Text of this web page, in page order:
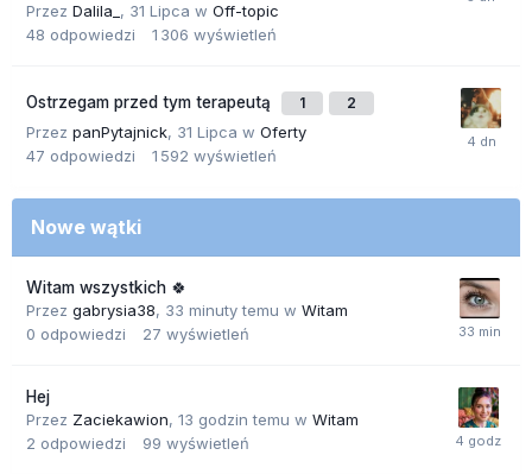
Przez Dalila_ , 31 Lipca w Off-topic
48 odpowiedzi 1 306 wyświetleń
Ostrzegam przed tym terapeutą 1 2
Przez panPytajnick, 31 Lipca w Oferty
47 odpowiedzi 1 592 wyświetleń
Nowe wątki
Witam wszystkich 🍀
Przez gabrysia38, 33 minuty temu w Witam
0 odpowiedzi 27 wyświetleń
Hej
Przez Zaciekawion, 13 godzin temu w Witam
2 odpowiedzi 99 wyświetleń